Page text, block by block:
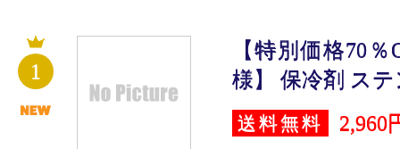
1
【特別価格70
様】 保冷剤 ス
送料無料 2,960